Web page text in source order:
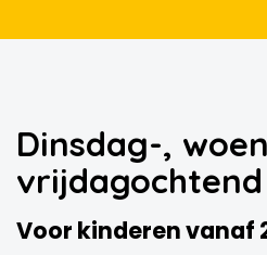
Dinsdag-,
Voor kinderen vanaf